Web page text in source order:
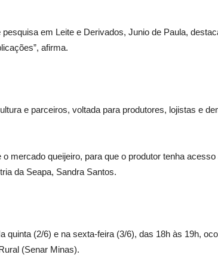
em Leite e Derivados, Junio de Paula,
afirma.
e parceiros, voltada para produtores, lojistas e
mercado queijeiro, para que o produtor tenha
da Seapa, Sandra Santos.
(2/6) e na sexta-feira (3/6), das 18h às 19h,
(Senar Minas).